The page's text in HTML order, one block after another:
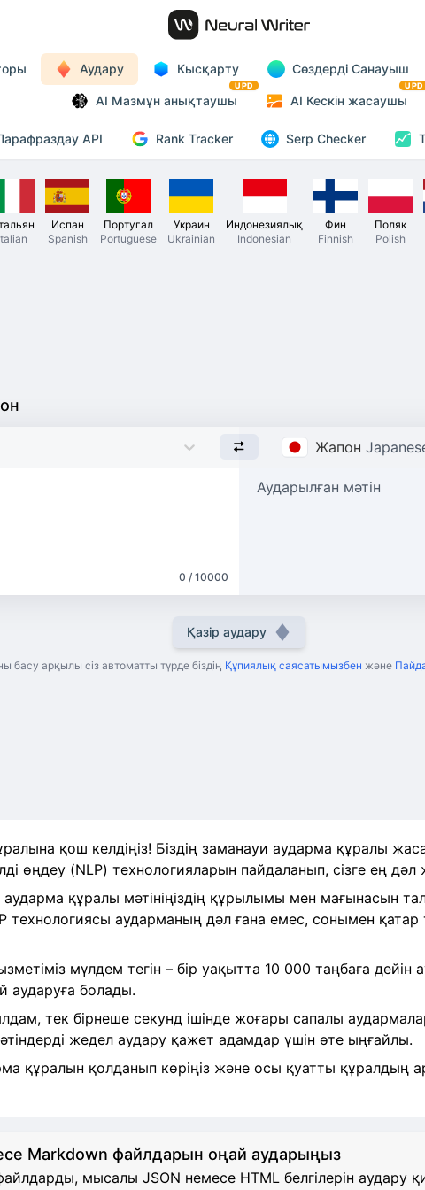
Аудару Кысқарту Сөздерді Санауыш
AI Мазмұн анықтаушы
UPD
AI Кескін жасаушы
UPD
API Rank Tracker Serp Checker
Испан
Spanish
Португал
Portuguese
Украин
Ukrainian
Индонезиялық
Indonesian
Фин
Finnish
Поляк
Polish
Жапон
0 / 10000
Аударылған мәтін
Қазір аудару
арқылы сіз автоматты түрде біздің Құпиялық саясатымызбен және
қош келдіңіз! Біздің заманауи аударма құралы
өңдеу (NLP) технологияларын пайдаланып, сізге ең
құралы мәтініңіздің құрылымы мен мағынасын
технологиясы аударманың дәл ғана емес, сонымен
мүлдем тегін – бір уақытта 10 000 таңбаға дейін
аударуға болады.
тек бірнеше секунд ішінде жоғары сапалы
жедел аудару қажет адамдар үшін өте ыңғайлы.
құралын қолданып көріңіз және осы қуатты құралдың
Markdown файлдарын оңай аударыңыз
мысалы JSON немесе HTML белгілерін аудару